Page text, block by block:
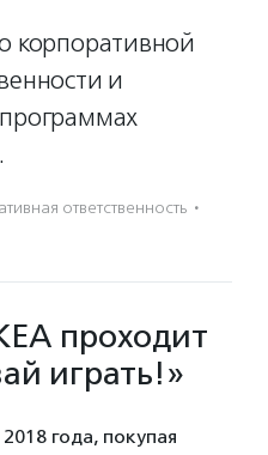
корпоративной
и
ответственность ·
проходит
играть!»
года, покупая